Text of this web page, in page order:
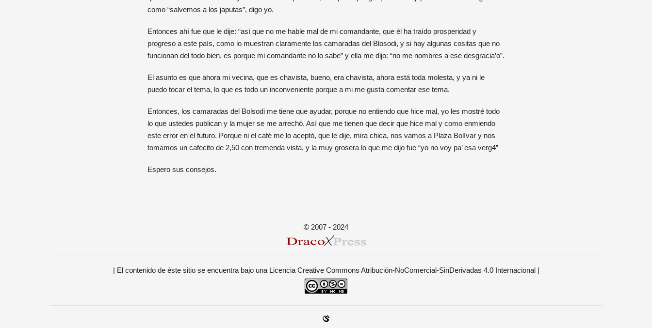
como “salvemos a los japutas”, digo yo.
Entonces ahí fue que le dije: “así que no me hable mal de mi comandante, que él ha traído prosperidad y
progreso a este país, como lo muestran claramente los camaradas del Blosodi, y si hay algunas cositas que no
funcionan del todo bien, es porque mi comandante no lo sabe” y ella me dijo: “no me nombres a ese desgracia’o”.
El asunto es que ahora mi vecina, que es chavista, bueno, era chavista, ahora está toda molesta, y ya ni le
puedo tocar el tema, lo que es todo un inconveniente porque a mi me gusta comentar ese tema.
Entonces, los camaradas del Bolsodi me tiene que ayudar, porque no entiendo que hice mal, yo les mostré todo
lo que ustedes publican y la mujer se me arrechó. Así que me tienen que decir que hice mal y como enmiendo
este error en el futuro. Porque ni el café me lo aceptó, que le dije, mira chica, nos vamos a Plaza Bolívar y nos
tomamos un cafecito de 2,50 con tremenda vista, y la muy grosera lo que me dijo fue “yo no voy pa’ esa verg4”
Espero sus consejos.
© 2007 - 2024
| El contenido de éste sitio se encuentra bajo una Licencia Creative Commons Atribución-NoComercial-SinDerivadas 4.0 Internacional|